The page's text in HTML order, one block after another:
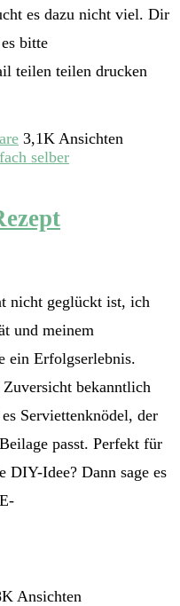
es dazu nicht viel. Dir
bitte
teilen teilen drucken
3,1K Ansichten
nicht geglückt ist, ich
und meinem
ein Erfolgserlebnis.
bekanntlich
Serviettenknödel, der
passt. Perfekt für
DIY-Idee? Dann sage es
Ansichten